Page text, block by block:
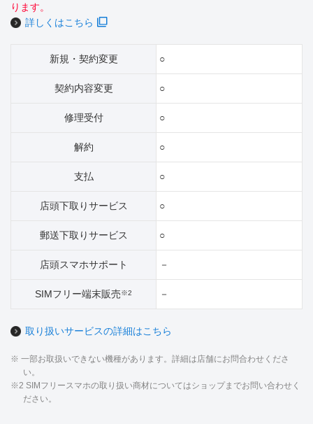
ります。
詳しくはこちら
新規・契約変更 ○
契約内容変更 ○
修理受付 ○
解約 ○
支払 ○
店頭下取りサービス ○
郵送下取りサービス ○
店頭スマホサポート －
SIMフリー端末販売※2 －
取り扱いサービスの詳細はこちら
※ 一部お取扱いできない機種があります。詳細は店舗にお問合わせくださ
い。
※2 SIMフリースマホの取り扱い商材についてはショップまでお問い合わせく
ださい。